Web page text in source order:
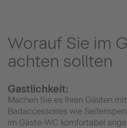
Worauf Sie im
achten sollten
Gastlichkeit:
Machen Sie es Ihren Gästen
Badaccessoires wie
im Gäste-WC komfortabel